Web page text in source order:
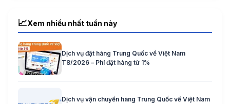
📈Xem nhiều nhất tuần này
Dịch vụ đặt hàng Trung Quốc về Việt Nam
T8/2026 – Phí đặt hàng từ 1%
Dịch vụ vận chuyển hàng Trung Quốc về Việt Nam